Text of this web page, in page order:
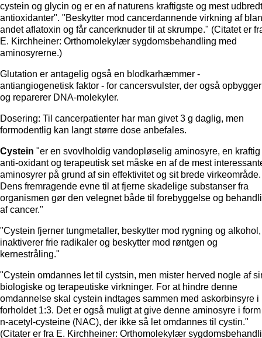
cystein og glycin og er en af naturens kraftigste og mest
antioxidanter". "Beskytter mod cancerdannende virkning af
andet aflatoxin og får cancerknuder til at skrumpe." (Citatet er
E. Kirchheiner: Orthomolekylær sygdomsbehandling med
aminosyrerne.)
Glutation er antagelig også en blodkarhæmmer -
antiangiogenetisk faktor - for cancersvulster, der også opbygger
og reparerer DNA-molekyler.
Dosering: Til cancerpatienter har man givet 3 g daglig, men
formodentlig kan langt større dose anbefales.
Cystein "er en svovlholdig vandopløselig aminosyre, en kraftig
anti-oxidant og terapeutisk set måske en af de mest
aminosyrer på grund af sin effektivitet og sit brede virkeområde.
Dens fremragende evne til at fjerne skadelige substanser fra
organismen gør den velegnet både til forebyggelse og
af cancer."
"Cystein fjerner tungmetaller, beskytter mod rygning og alkohol,
inaktiverer frie radikaler og beskytter mod røntgen og
kernestråling."
"Cystein omdannes let til cystsin, men mister herved nogle af
biologiske og terapeutiske virkninger. For at hindre denne
omdannelse skal cystein indtages sammen med askorbinsyre i
forholdet 1:3. Det er også muligt at give denne aminosyre i
n-acetyl-cysteine (NAC), der ikke så let omdannes til cystin."
(Citater er fra E. Kirchheiner: Orthomolekylær